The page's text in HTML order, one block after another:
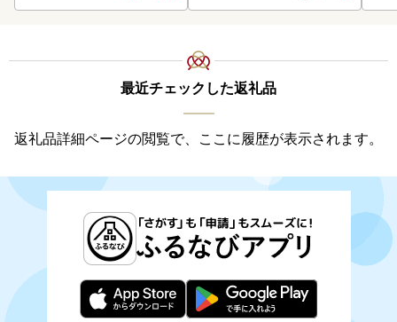
最近チェックした返礼品
返礼品詳細ページの閲覧で、ここに履歴が表示されます。